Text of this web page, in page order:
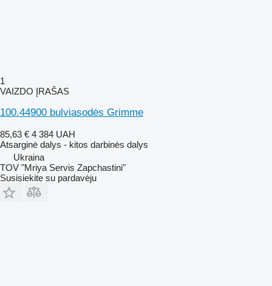
1
VAIZDO ĮRAŠAS
100.44900 bulviasodės Grimme
85,63 € 4 384 UAH
Atsarginė dalys - kitos darbinės dalys
Ukraina
TOV "Mriya Servis Zapchastini"
Susisiekite su pardavėju